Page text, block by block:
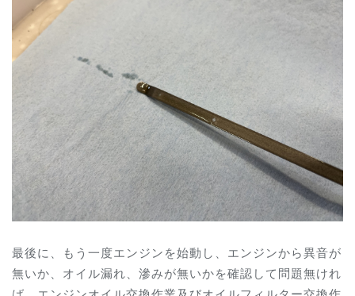
最後に、もう一度エンジンを始動し、エンジンから異音が
無いか、オイル漏れ、滲みが無いかを確認して問題無けれ